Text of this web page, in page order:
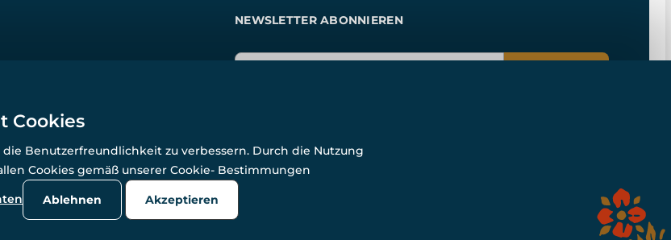
NEWSLETTER ABONNIEREN
Alle Rechte vorbehalten. www.wulflund.de 2007-2026.
Powered by
Simplia.cz , protected by reCAPTCHA.
Cookies
Benutzerfreundlichkeit zu verbessern. Durch die Nutzung
Cookies gemäß unserer Cookie- Bestimmungen
Ablehnen Akzeptieren